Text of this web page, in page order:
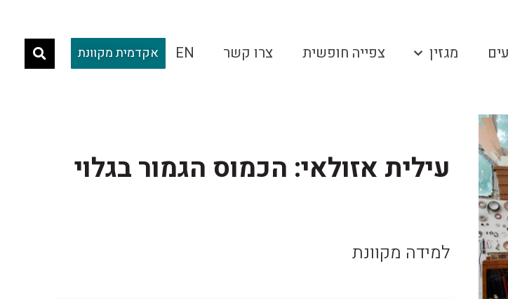
מגזין צפייה חופשית צרו קשר EN אקדמית מקוונת
עילית אזולאי: הכמוס הגמור בגלוי
למידה מקוונת